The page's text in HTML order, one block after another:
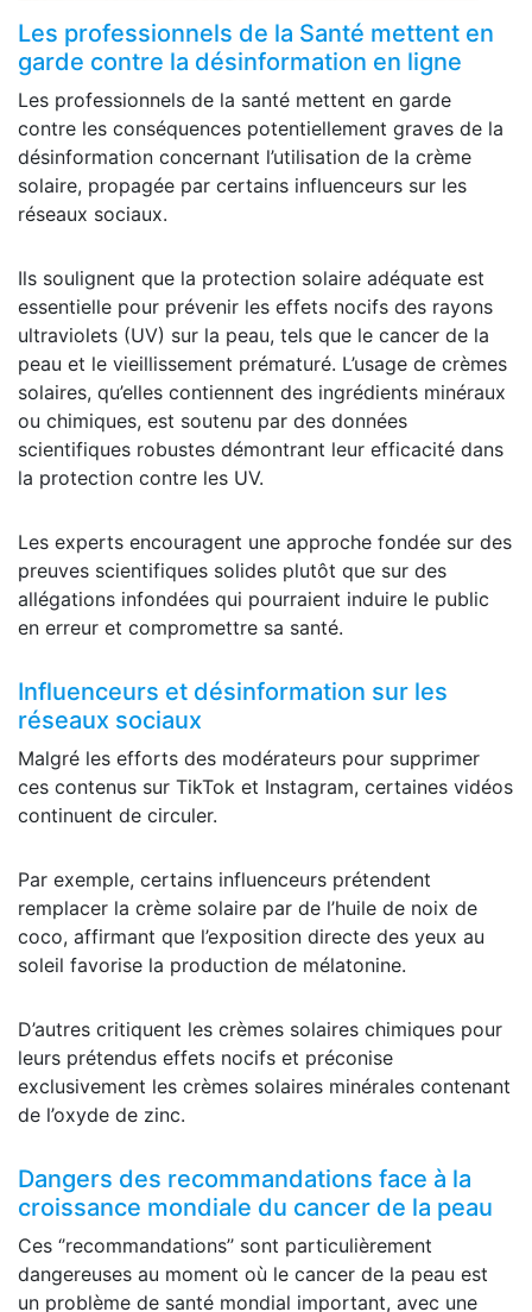
Les professionnels de la Santé mettent en
garde contre la désinformation en ligne
Les professionnels de la santé mettent en garde
contre les conséquences potentiellement graves de la
désinformation concernant l’utilisation de la crème
solaire, propagée par certains influenceurs sur les
réseaux sociaux.
Ils soulignent que la protection solaire adéquate est
essentielle pour prévenir les effets nocifs des rayons
ultraviolets (UV) sur la peau, tels que le cancer de la
peau et le vieillissement prématuré. L’usage de crèmes
solaires, qu’elles contiennent des ingrédients minéraux
ou chimiques, est soutenu par des données
scientifiques robustes démontrant leur efficacité dans
la protection contre les UV.
Les experts encouragent une approche fondée sur des
preuves scientifiques solides plutôt que sur des
allégations infondées qui pourraient induire le public
en erreur et compromettre sa santé.
Influenceurs et désinformation sur les
réseaux sociaux
Malgré les efforts des modérateurs pour supprimer
ces contenus sur TikTok et Instagram, certaines vidéos
continuent de circuler.
Par exemple, certains influenceurs prétendent
remplacer la crème solaire par de l’huile de noix de
coco, affirmant que l’exposition directe des yeux au
soleil favorise la production de mélatonine.
D’autres critiquent les crèmes solaires chimiques pour
leurs prétendus effets nocifs et préconise
exclusivement les crèmes solaires minérales contenant
de l’oxyde de zinc.
Dangers des recommandations face à la
croissance mondiale du cancer de la peau
Ces ‘’recommandations’’ sont particulièrement
dangereuses au moment où le cancer de la peau est
un problème de santé mondial important, avec une